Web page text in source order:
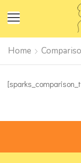
Home